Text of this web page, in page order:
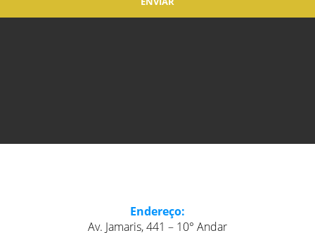
Endereço:
Av. Jamaris, 441 – 10° Andar